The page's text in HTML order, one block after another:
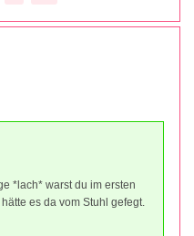
*lach* warst du im ersten
es da vom Stuhl gefegt.